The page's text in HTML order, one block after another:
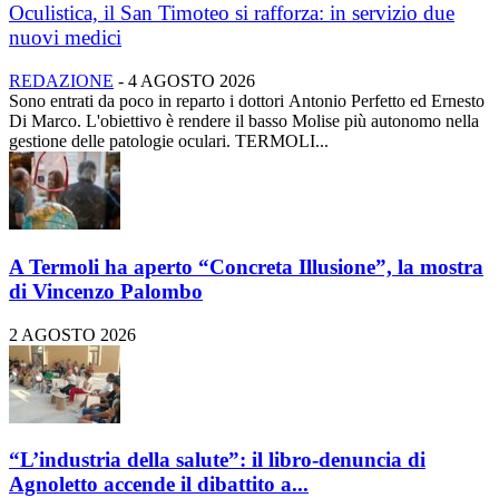
Oculistica, il San Timoteo si rafforza: in servizio due
nuovi medici
REDAZIONE - 4 AGOSTO 2026
Sono entrati da poco in reparto i dottori Antonio Perfetto ed Ernesto
Di Marco. L'obiettivo è rendere il basso Molise più autonomo nella
gestione delle patologie oculari. TERMOLI...
A Termoli ha aperto “Concreta Illusione”, la mostra
di Vincenzo Palombo
2 AGOSTO 2026
“L’industria della salute”: il libro-denuncia di
Agnoletto accende il dibattito a...